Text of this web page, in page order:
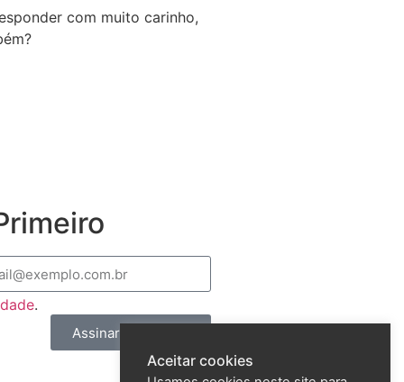
com muito carinho,
.
Assinar e Receber
Aceitar cookies